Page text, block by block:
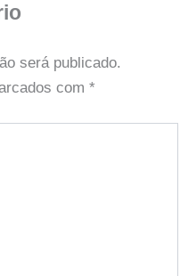
será publicado.
com *